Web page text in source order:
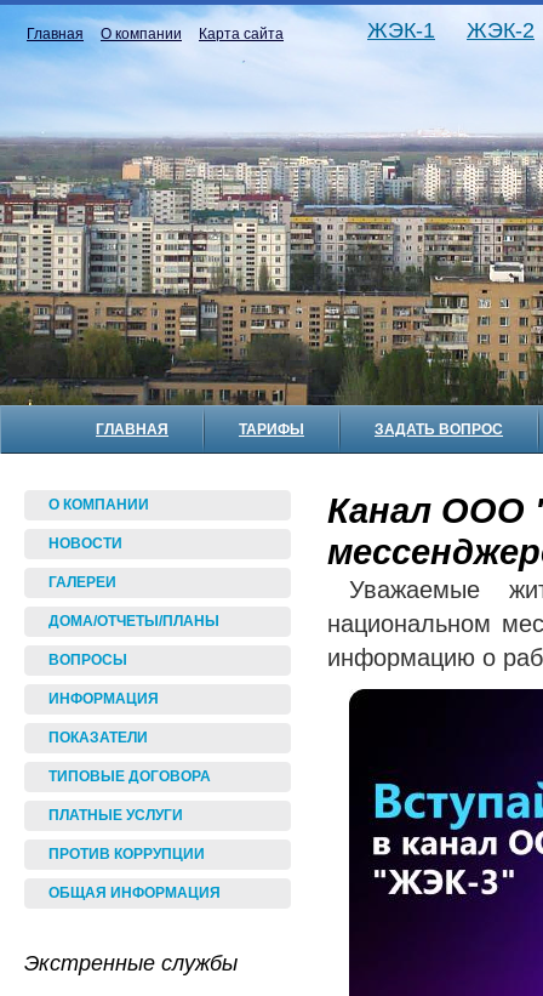
Главная О компании Карта сайта ЖЭК-1 ЖЭК-2
ГЛАВНАЯ ТАРИФЫ ЗАДАТЬ ВОПРОС
О КОМПАНИИ
НОВОСТИ
ГАЛЕРЕИ
ДОМА/ОТЧЕТЫ/ПЛАНЫ
ВОПРОСЫ
ИНФОРМАЦИЯ
ПОКАЗАТЕЛИ
ТИПОВЫЕ ДОГОВОРА
ПЛАТНЫЕ УСЛУГИ
ПРОТИВ КОРРУПЦИИ
ОБЩАЯ ИНФОРМАЦИЯ
Экстренные службы
Канал ООО
Уважаемые
национальном
информацию о